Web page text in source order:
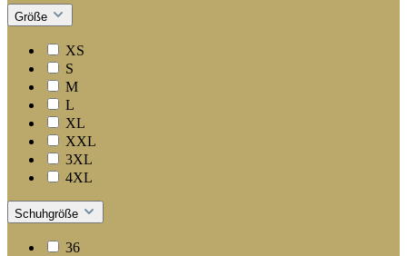
Größe
XS
S
M
L
XL
XXL
3XL
4XL
Schuhgröße
36